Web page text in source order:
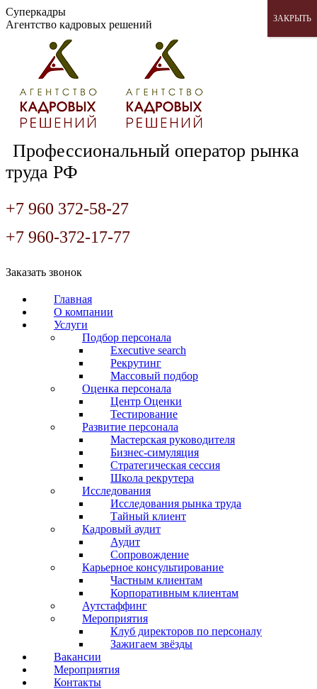
Перейти
к
Суперкадры
Агентство кадровых решений
Профессиональный оператор рынка
труда РФ
+7 960 372-58-27
+7 960-372-17-77
Страница
открывается
Страница
открывается
Страница
открывается
Заказать звонок
Главная
О компании
Услуги
Подбор персонала
Executive search
Рекрутинг
Массовый подбор
Оценка персонала
Центр Оценки
Тестирование
Развитие персонала
Мастерская руководителя
Бизнес-симуляция
Стратегическая сессия
Школа рекрутера
Исследования
Исследования рынка труда
Тайный клиент
Кадровый аудит
Аудит
Сопровождение
Карьерное консультирование
Частным клиентам
Корпоративным клиентам
Аутстаффинг
Мероприятия
Клуб директоров по персоналу
Зажигаем звёзды
Вакансии
Мероприятия
Контакты
ЗАКРЫТЬ